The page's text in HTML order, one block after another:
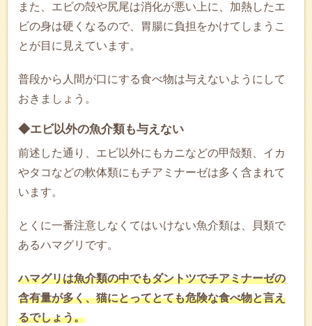
また、エビの殻や尻尾は消化が悪い上に、加熱したエ
ビの身は硬くなるので、胃腸に負担をかけてしまうこ
とが目に見えています。
普段から人間が口にする食べ物は与えないようにして
おきましょう。
◆エビ以外の魚介類も与えない
前述した通り、エビ以外にもカニなどの甲殻類、イカ
やタコなどの軟体類にもチアミナーゼは多く含まれて
います。
とくに一番注意しなくてはいけない魚介類は、貝類で
あるハマグリです。
ハマグリは魚介類の中でもダントツでチアミナーゼの
含有量が多く、猫にとってとても危険な食べ物と言え
るでしょう。